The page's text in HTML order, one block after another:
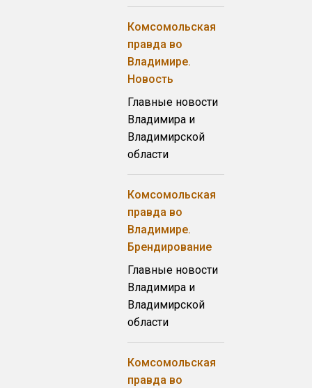
Комсомольская
правда во
Владимире.
Новость
Главные новости
Владимира и
Владимирской
области
Комсомольская
правда во
Владимире.
Брендирование
Главные новости
Владимира и
Владимирской
области
Комсомольская
правда во